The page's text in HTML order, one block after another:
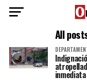
All
inmediata